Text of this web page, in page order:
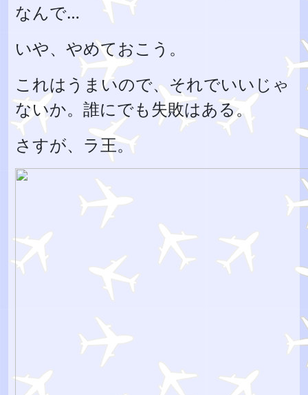
なんで…
いや、やめておこう。
これはうまいので、それでいいじゃ
ないか。誰にでも失敗はある。
さすが、ラ王。